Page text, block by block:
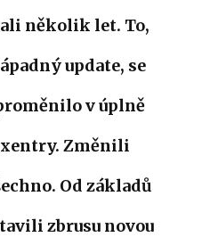
několik let. To,
update, se
v úplně
Změnili
Od základů
zbrusu novou